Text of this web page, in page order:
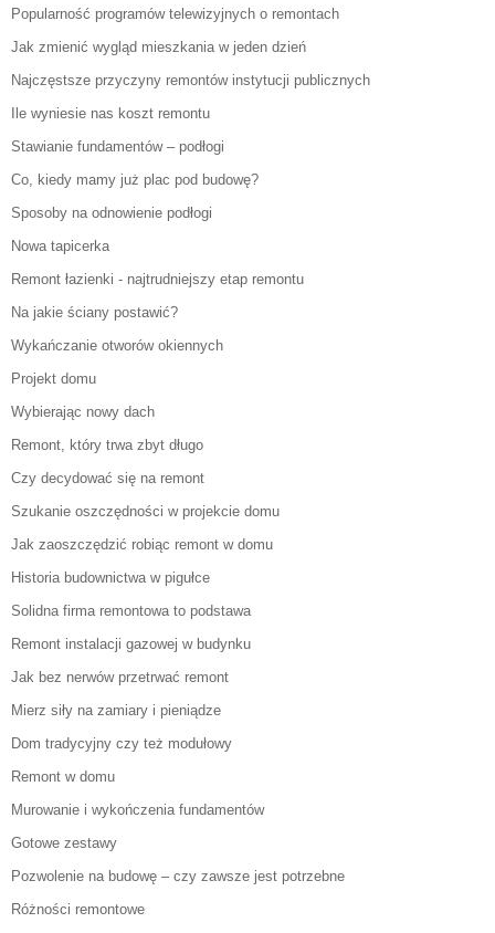
Popularność programów telewizyjnych o remontach
Jak zmienić wygląd mieszkania w jeden dzień
Najczęstsze przyczyny remontów instytucji publicznych
Ile wyniesie nas koszt remontu
Stawianie fundamentów – podłogi
Co, kiedy mamy już plac pod budowę?
Sposoby na odnowienie podłogi
Nowa tapicerka
Remont łazienki - najtrudniejszy etap remontu
Na jakie ściany postawić?
Wykańczanie otworów okiennych
Projekt domu
Wybierając nowy dach
Remont, który trwa zbyt długo
Czy decydować się na remont
Szukanie oszczędności w projekcie domu
Jak zaoszczędzić robiąc remont w domu
Historia budownictwa w pigułce
Solidna firma remontowa to podstawa
Remont instalacji gazowej w budynku
Jak bez nerwów przetrwać remont
Mierz siły na zamiary i pieniądze
Dom tradycyjny czy też modułowy
Remont w domu
Murowanie i wykończenia fundamentów
Gotowe zestawy
Pozwolenie na budowę – czy zawsze jest potrzebne
Różności remontowe